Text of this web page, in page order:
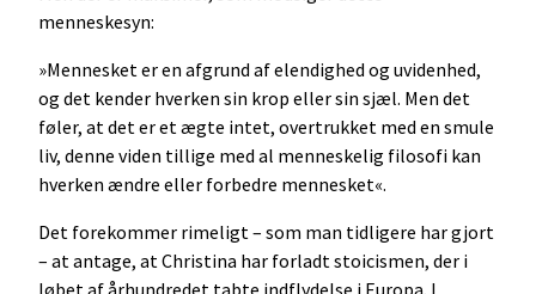
menneskesyn:
»Mennesket er en afgrund af elendighed og uvidenhed,
og det kender hverken sin krop eller sin sjæl. Men det
føler, at det er et ægte intet, overtrukket med en smule
liv, denne viden tillige med al menneskelig filosofi kan
hverken ændre eller forbedre mennesket«.
Det forekommer rimeligt – som man tidligere har gjort
– at antage, at Christina har forladt stoicismen, der i